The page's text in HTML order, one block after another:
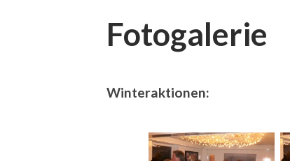
Fotogalerie
Winteraktionen: